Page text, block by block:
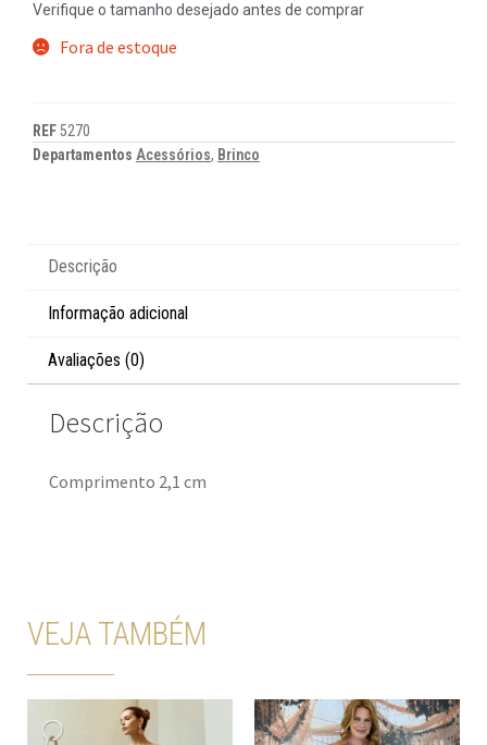
Verifique o tamanho desejado antes de comprar
Fora de estoque
REF5270
Departamentos Acessórios, Brinco
Descrição
Informação adicional
Avaliações (0)
Descrição
Comprimento 2,1 cm
VEJA TAMBÉM